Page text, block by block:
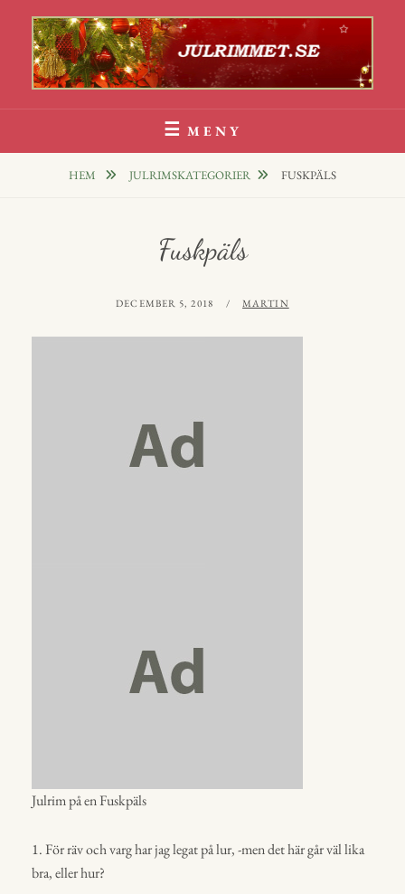
innehåll
Julrim Och Julklappsrim
MENY
HEM JULRIMSKATEGORIER FUSKPÄLS
Fuskpäls
PUBLICERAT
DECEMBER 5, 2018 AV
MARTIN
Julrim på en Fuskpäls
1. För räv och varg har jag legat på lur, -men det här går väl lika
bra, eller hur?